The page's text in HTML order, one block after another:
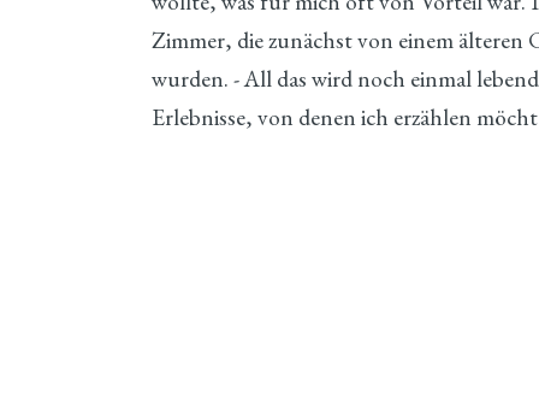
Zimmer, die zunächst von einem älteren
wurden. - All das wird noch einmal
Erlebnisse, von denen ich erzählen